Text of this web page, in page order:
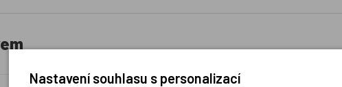
Nastavení souhlasu s personalizací